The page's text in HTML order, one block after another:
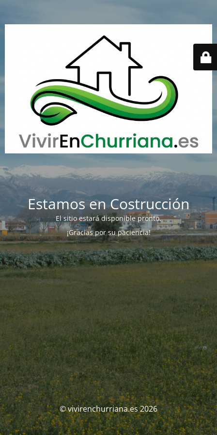
Estamos en Costrucción
El sitio estará disponible pronto.
¡Gracias por su paciencia!
© vivirenchurriana.es 2026